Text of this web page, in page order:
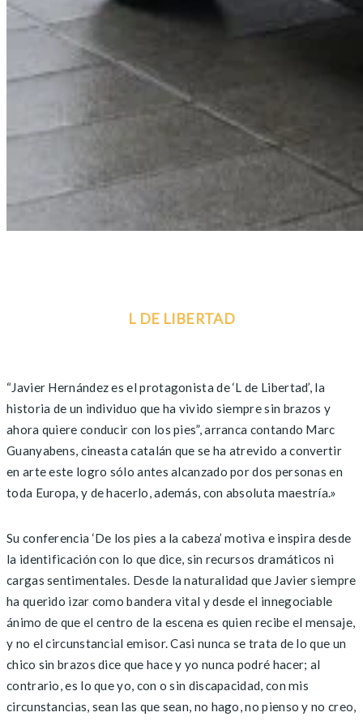
L DE LIBERTAD
“Javier Hernández es el protagonista de ‘L de Libertad’, la
historia de un individuo que ha vivido siempre sin brazos y
ahora quiere conducir con los pies”, arranca contando Marc
Guanyabens, cineasta catalán que se ha atrevido a convertir
en arte este logro sólo antes alcanzado por dos personas en
toda Europa, y de hacerlo, además, con absoluta maestría.»
Su conferencia ‘De los pies a la cabeza’ motiva e inspira desde
la identificación con lo que dice, sin recursos dramáticos ni
cargas sentimentales. Desde la naturalidad que Javier siempre
ha querido izar como bandera vital y desde el innegociable
ánimo de que el centro de la escena es quien recibe el mensaje,
y no el circunstancial emisor. Casi nunca se trata de lo que un
chico sin brazos dice que hace y yo nunca podré hacer; al
contrario, es lo que yo, con o sin discapacidad, con mis
circunstancias, sean las que sean, no hago, no pienso y no creo,